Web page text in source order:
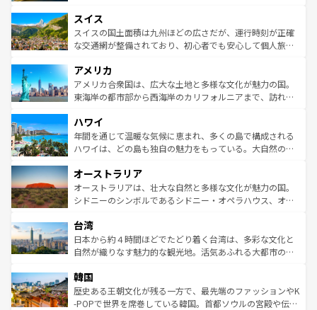
れる地方に足を運ぶとそれぞれで全く異なる文化を体験で
きるだろう。 なお、新着のフランス情報はコンテンツ一覧
を参照してほしい。
は、お酒好きな人にはぜひ体験してほしい。 なお、新着の
ドイツ情報はコンテンツ一覧を参照してほしい。
リアごとに異なる魅力がある。また、優雅なアフタヌーン
ティー、ビール好きにはたまらない英国パブ、サッカー観
戦など、本場だからこそできる体験も豊富。イギリスを旅
ンツ一覧を参照してほしい。
スイス
スイスの国土面積は九州ほどの広さだが、運行時刻が正確
な交通網が整備されており、初心者でも安心して個人旅行
の建物がそのまま残る町や、スイスならではのユニークな
博物館もあり、アルプス観光だけでなく町歩きも満喫する
ことができる。国民の所得が高いため物価も高いが、旅行
ば市内交通費無料で観光を楽しむこともできる。 なお、新
着のスイス情報はコンテンツ一覧 を参照してほしい。
アメリカ
アメリカ合衆国は、広大な土地と多様な文化が魅力の国。
東海岸の都市部から西海岸のカリフォルニアまで、訪れる
のような巨大都市は、観光、ショッピング、エンターテイ
ンメントが詰まった刺激的なスポットだ。一方、アメリカ
西部には大自然が広がり、グランドキャニオンやイエロー
部のニューオーリンズでは、音楽と美食が融合した独特の
文化が魅力。旅行者はアメリカの各地域で異なる魅力を楽
しみながら、その多様性と豊かな歴史を感じることができ
ならではの贅沢な旅のスタイルだ。 なお、新着のアメリカ
情報はコンテンツ一覧を参照してほしい。
ハワイ
年間を通じて温暖な気候に恵まれ、多くの島で構成される
ハワイは、どの島も独自の魅力をもっている。大自然の神
ワイ島は見逃せない。また、定番の観光地といえばオアフ
島だが、静かな自然を求めるならマウイ島やカウアイ島が
おすすめ。エメラルドグリーンに輝く海をはじめ、豊かな
れるおもてなしの心で訪れる人々を迎えてくれるハワイの
人々、おいしいローカルフードやハワイアンミュージッ
ク、伝統的なフラダンスなど、すべてがハワイの魅力を彩
ワイを、存分に味わってほしい。 なお、新着のハワイ情報
はコンテンツ一覧を参照してほしい。
オーストラリア
オーストラリアは、壮大な自然と多様な文化が魅力の国。
シドニーのシンボルであるシドニー・オペラハウス、オー
リアリーフや大陸中央部にそびえるウルル（エアーズロッ
ク）、タスマニアの美しい原生林やケアンズの熱帯雨林な
ど、見どころがたくさん。また、カフェやワイン、オージ
いる。アクティビティも充実しており、サーフィンやダイ
ビング、ハイキングなど、アウトドア好きにはたまらな
い。オーストラリアの多彩な魅力を存分に味わいつくそ
台湾
日本から約４時間ほどでたどり着く台湾は、多彩な文化と
自然が織りなす魅力的な観光地。活気あふれる大都市の台
ン）、静ひつな山岳地帯である台湾東部など、都市の喧騒
と山間の静けさが共存しており、訪れる人に新しい発見と
驚きをもたらしてくれる。また、奥深い台湾の食文化も魅
韓国
歴史ある王朝文化が残る一方で、最先端のファッションやK
-POPで世界を席巻している韓国。首都ソウルの宮殿や伝統